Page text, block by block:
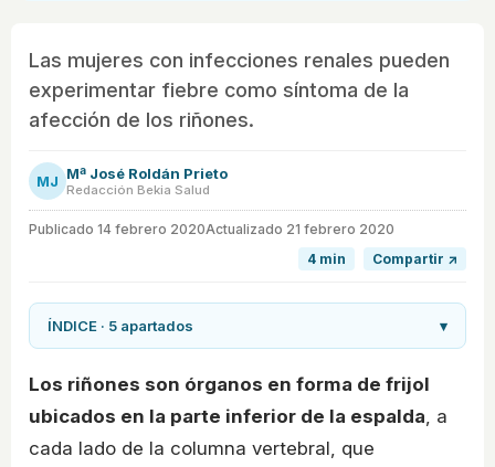
Las mujeres con infecciones renales pueden
experimentar fiebre como síntoma de la
afección de los riñones.
MJ Mª José Roldán Prieto
Redacción Bekia Salud
Publicado 14 febrero 2020Actualizado 21 febrero 2020
4 min
Compartir ↗
ÍNDICE · 5 apartados ▾
Los riñones son órganos en forma de frijol
ubicados en la parte inferior de la espalda , a
cada lado de la columna vertebral, que